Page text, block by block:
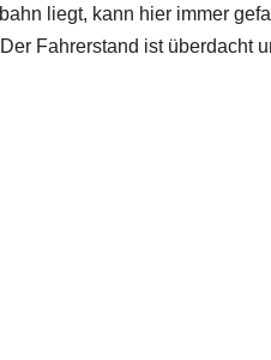
liegt, kann hier immer
Fahrerstand ist überdacht